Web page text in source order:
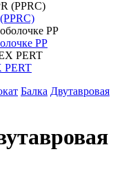
PP
PERT
Балка Двутавровая